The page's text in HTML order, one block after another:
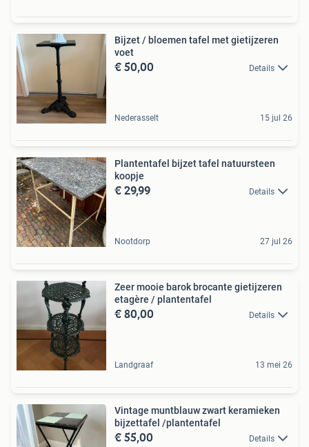
Bijzet / bloemen tafel met gietijzeren
voet
€ 50,00 Details
Nederasselt 15 jul 26
Plantentafel bijzet tafel natuursteen
koopje
€ 29,99 Details
Nootdorp 27 jul 26
Zeer mooie barok brocante gietijzeren
etagère / plantentafel
€ 80,00 Details
Landgraaf 13 mei 26
Vintage muntblauw zwart keramieken
bijzettafel /plantentafel
€ 55,00 Details